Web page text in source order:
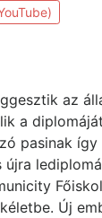
az
a
pasinak
újra
Új